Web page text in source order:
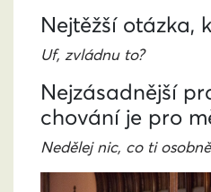
Nejtěžší otázka,
Uf, zvládnu to?
Nejzásadnější
chování je pro
Nedělej nic, co ti